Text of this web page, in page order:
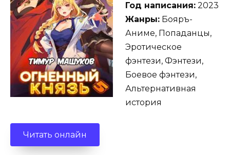
Год написания: 2023
Жанры: Бояръ-
Аниме, Попаданцы,
Эротическое
фэнтези, Фэнтези,
Боевое фэнтези,
Альтернативная
история
Читать онлайн